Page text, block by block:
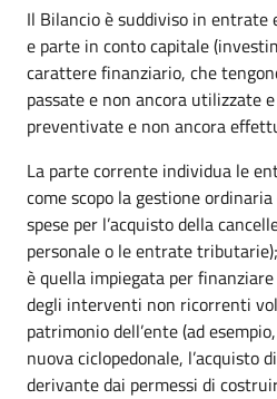
Il Bilancio è suddiviso in entrate
e parte in conto capitale
carattere finanziario, che
passate e non ancora utilizzate
preventivate e non ancora
La parte corrente individua le
come scopo la gestione
spese per l’acquisto della
personale o le entrate
è quella impiegata per
degli interventi non ricorrenti
patrimonio dell’ente (ad
nuova ciclopedonale, l’acquisto
derivante dai permessi di